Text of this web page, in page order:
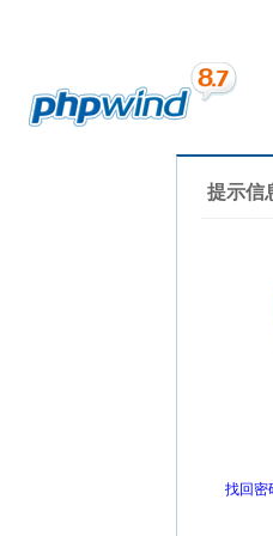
提示信
找回密